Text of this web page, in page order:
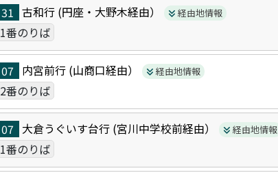
31 古和行 (円座・大野木経由） 経由地情報
1番のりば
07 内宮前行 (山商口経由） 経由地情報
2番のりば
07 大倉うぐいす台行 (宮川中学校前経由） 経由地情報
1番のりば